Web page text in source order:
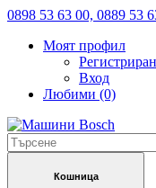
0898 53 63 00, 0889 53
Моят профил
Вход
Любими (0)
Кошница